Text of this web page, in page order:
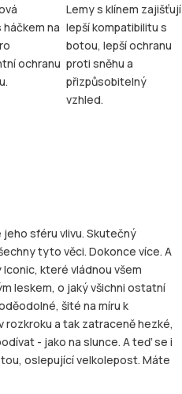
na
ochranu
Lemy s klínem zajišťují
lepší kompatibilitu s
botou, lepší ochranu
proti sněhu a
přizpůsobitelný
vzhled.
sféru vlivu. Skutečný
tyto věci. Dokonce více. A
které vládnou všem
leskem, o jaký všichni ostatní
šité na míru k
a tak zatraceně hezké,
- jako na slunce. A teď se i
oslepující velkolepost. Máte